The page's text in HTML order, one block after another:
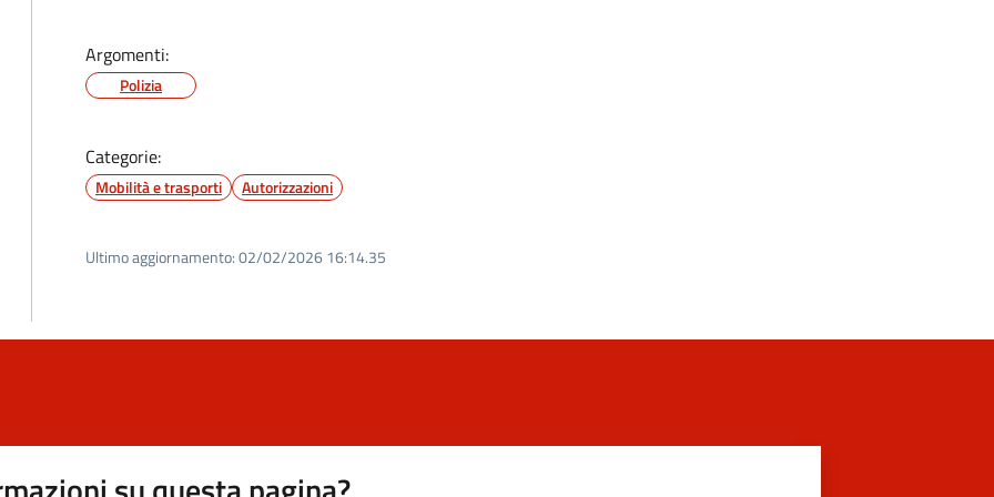
Argomenti:
Polizia
Categorie:
Mobilità e trasporti Autorizzazioni
Ultimo aggiornamento:02/02/2026 16:14.35